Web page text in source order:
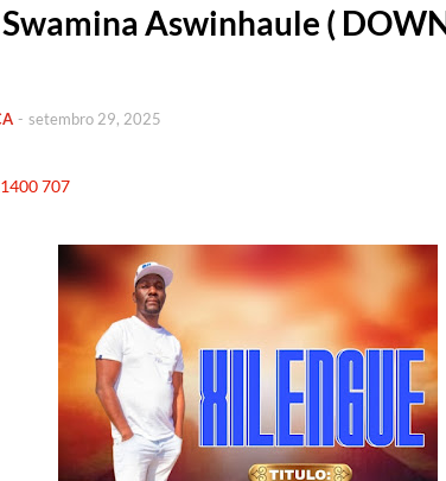
Aswinhaule (
- setembro 29, 2025